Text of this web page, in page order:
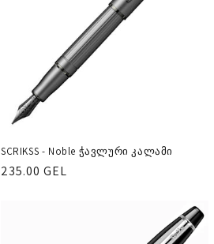
SCRIKSS - Noble ჭავლური კალამი
რეგულარული
235.00 GEL